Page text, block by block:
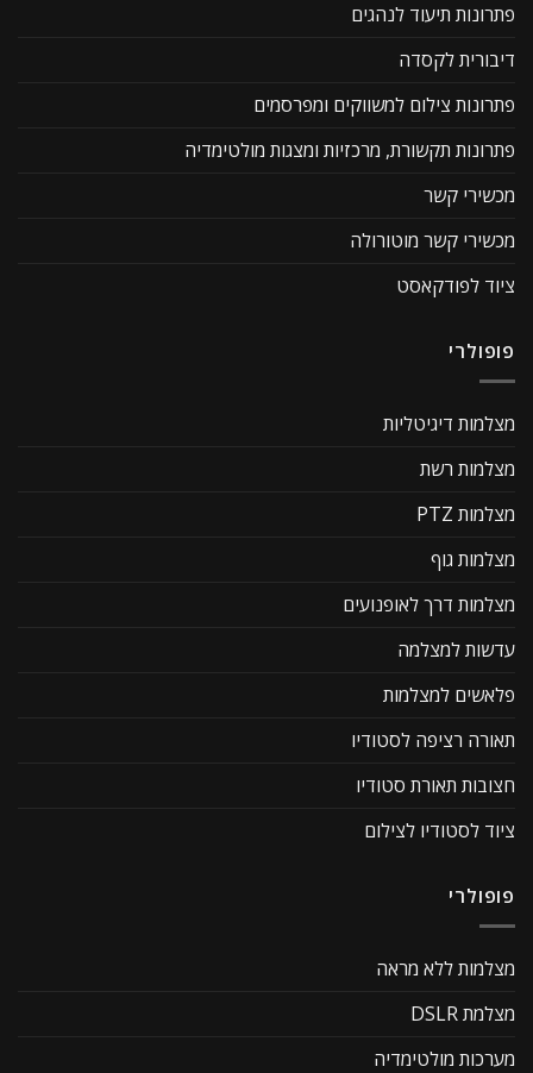
פתרונות תיעוד לנהגים
דיבורית לקסדה
פתרונות צילום למשווקים ומפרסמים
פתרונות תקשורת, מרכזיות ומצגות מולטימדיה
מכשירי קשר
מכשירי קשר מוטורולה
ציוד לפודקאסט
פופולרי
מצלמות דיגיטליות
מצלמות רשת
מצלמות PTZ
מצלמות גוף
מצלמות דרך לאופנועים
עדשות למצלמה
פלאשים למצלמות
תאורה רציפה לסטודיו
חצובות תאורת סטודיו
ציוד לסטודיו לצילום
פופולרי
מצלמות ללא מראה
מצלמת DSLR
מערכות מולטימדיה